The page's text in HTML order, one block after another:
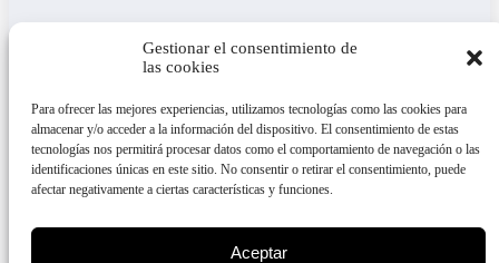
Gestionar el consentimiento de
las cookies
Para ofrecer las mejores experiencias, utilizamos tecnologías como las cookies para
almacenar y/o acceder a la información del dispositivo. El consentimiento de estas
tecnologías nos permitirá procesar datos como el comportamiento de navegación o las
identificaciones únicas en este sitio. No consentir o retirar el consentimiento, puede
afectar negativamente a ciertas características y funciones.
Aceptar